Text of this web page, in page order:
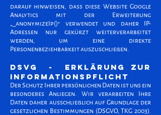
darauf hinweisen, dass diese Website Google
Analytics mit der Erweiterung
„_anonymizeIp()" verwendet und daher IP-
Adressen nur gekürzt weiterverarbeitet
werden, um eine direkte
Personenbeziehbarkeit auszuschließen.
DSVG - Erklärung zur
Informationspflicht
Der Schutz Ihrer persönlichen Daten ist uns ein
besonderes Anliegen. Wir verarbeiten Ihre
Daten daher ausschließlich auf Grundlage der
gesetzlichen Bestimmungen (DSGVO, TKG 2003).